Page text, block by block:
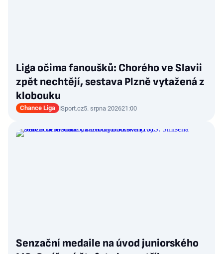
Liga očima fanoušků: Chorého ve Slavii
zpět nechtějí, sestava Plzně vytažená z
klobouku
Chance Liga iSport.cz5. srpna 202621:00
Senzační medaile na úvod juniorského